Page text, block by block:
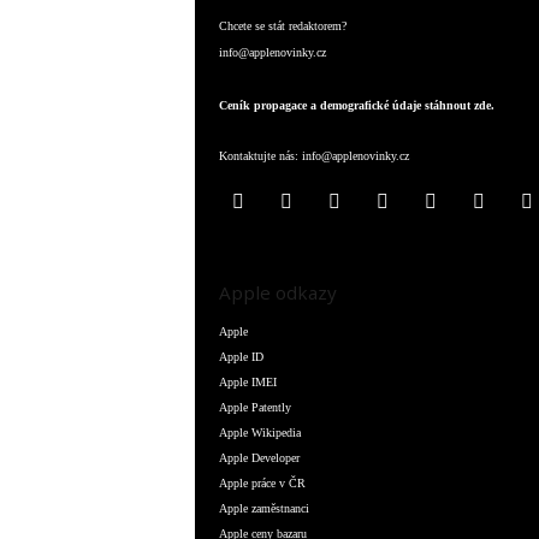
Chcete se stát redaktorem?
info@applenovinky.cz
Ceník propagace a demografické údaje stáhnout zde.
Kontaktujte nás: info@applenovinky.cz
Apple odkazy
Apple
Apple ID
Apple IMEI
Apple Patently
Apple Wikipedia
Apple Developer
Apple práce v ČR
Apple zaměstnanci
Apple ceny bazaru